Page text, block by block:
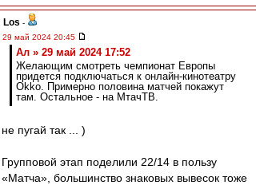
Los -
29 май 2024 20:45
Ал » 29 май 2024 17:52
Желающим смотреть чемпионат Европы
придется подключаться к онлайн-кинотеатру
Okko. Примерно половина матчей покажут
там. Остальное - на МтачТВ.
не пугай так ... )
Групповой этап поделили 22/14 в пользу
«‎Матча», большинство знаковых вывесок тоже